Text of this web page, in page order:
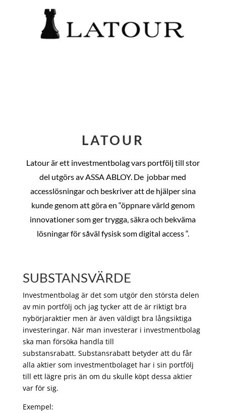
LATOUR
Latour är ett investmentbolag vars portfölj till stor
del utgörs av ASSA ABLOY. De jobbar med
accesslösningar och beskriver att de hjälper sina
kunde genom att göra en “öppnare värld genom
innovationer som ger trygga, säkra och bekväma
lösningar för såväl fysisk som digital access “.
SUBSTANSVÄRDE
Investmentbolag är det som utgör den största delen
av min portfölj och jag tycker att de är riktigt bra
nybörjaraktier men är även väldigt bra långsiktiga
investeringar. När man investerar i investmentbolag
ska man försöka handla till
substansrabatt. Substansrabatt betyder att du får
alla aktier som investmentbolaget har i sin portfölj
till ett lägre pris än om du skulle köpt dessa aktier
var för sig.
Exempel: